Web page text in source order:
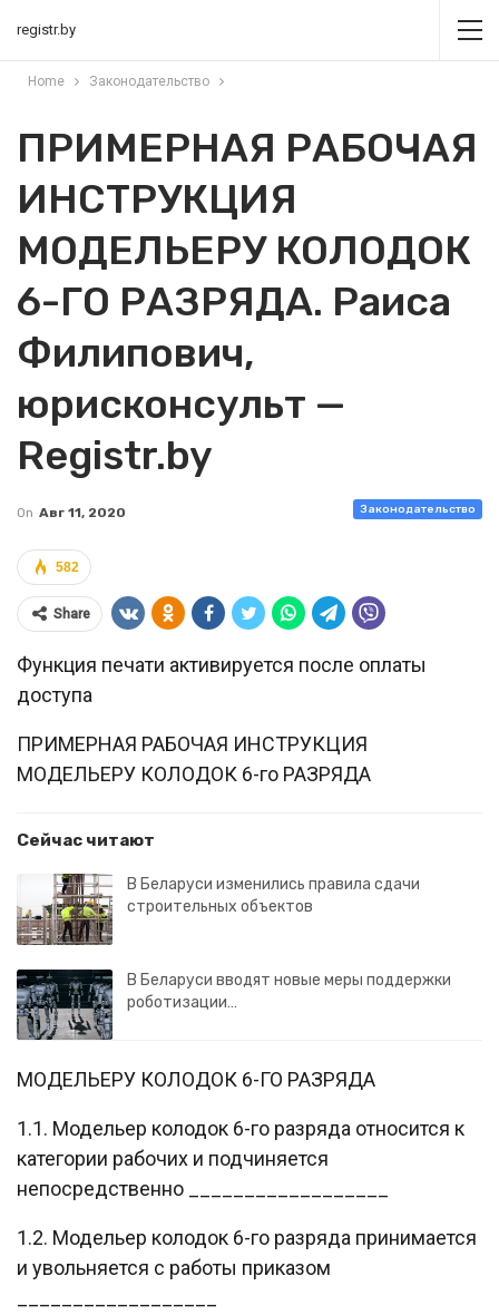
registr.by
Home Законодательство
ПРИМЕРНАЯ РАБОЧАЯ
ИНСТРУКЦИЯ
МОДЕЛЬЕРУ КОЛОДОК
6-ГО РАЗРЯДА. Раиса
Филипович,
юрисконсульт —
Registr.by
Законодательство
On Авг 11, 2020
582
Share
Функция печати активируется после оплаты
доступа
ПРИМЕРНАЯ РАБОЧАЯ ИНСТРУКЦИЯ
МОДЕЛЬЕРУ КОЛОДОК 6-го РАЗРЯДА
Сейчас читают
В Беларуси изменились правила сдачи
строительных объектов
В Беларуси вводят новые меры поддержки
роботизации…
МОДЕЛЬЕРУ КОЛОДОК 6-ГО РАЗРЯДА
1.1. Модельер колодок 6-го разряда относится к
категории рабочих и подчиняется
непосредственно __________________
1.2. Модельер колодок 6-го разряда принимается
и увольняется с работы приказом